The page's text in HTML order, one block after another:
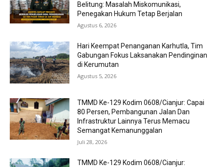
Belitung: Masalah Miskomunikasi,
Penegakan Hukum Tetap Berjalan
Agustus 6, 2026
Hari Keempat Penanganan Karhutla, Tim
Gabungan Fokus Laksanakan Pendinginan
di Kerumutan
Agustus 5, 2026
TMMD Ke-129 Kodim 0608/Cianjur: Capai
80 Persen, Pembangunan Jalan Dan
Infrastruktur Lainnya Terus Memacu
Semangat Kemanunggalan
Juli 28, 2026
TMMD Ke-129 Kodim 0608/Cianjur: